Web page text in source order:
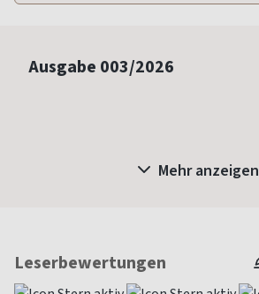
Ausgabe 003/2026
Mehr anzeigen
Leserbewertungen